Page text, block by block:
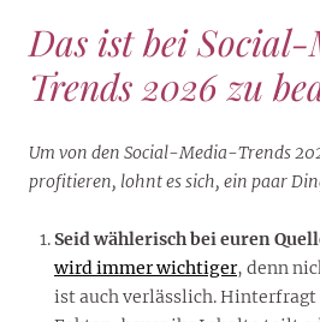
Das ist bei
Trends 2026 zu
Um von den Social-Media-Trends
profitieren, lohnt es sich, ein paar
Seid wählerisch bei euren
wird immer wichtiger, denn
ist auch verlässlich.